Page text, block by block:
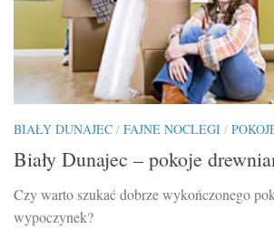
BIAŁY DUNAJEC / FAJNE NOCLEGI /
Biały Dunajec – pokoje
Czy warto szukać dobrze wykończonego
wypoczynek?